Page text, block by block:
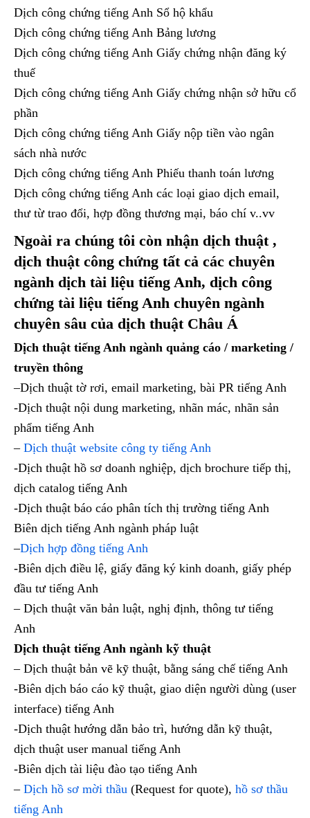
Dịch công chứng tiếng Anh Sổ hộ khẩu
Dịch công chứng tiếng Anh Bảng lương
Dịch công chứng tiếng Anh Giấy chứng nhận đăng ký
thuế
Dịch công chứng tiếng Anh Giấy chứng nhận sở hữu cổ
phần
Dịch công chứng tiếng Anh Giấy nộp tiền vào ngân
sách nhà nước
Dịch công chứng tiếng Anh Phiếu thanh toán lương
Dịch công chứng tiếng Anh các loại giao dịch email,
thư từ trao đổi, hợp đồng thương mại, báo chí v..vv
Ngoài ra chúng tôi còn nhận dịch thuật ,
dịch thuật công chứng tất cả các chuyên
ngành dịch tài liệu tiếng Anh, dịch công
chứng tài liệu tiếng Anh chuyên ngành
chuyên sâu của dịch thuật Châu Á
Dịch thuật tiếng Anh ngành quảng cáo / marketing /
truyền thông
–Dịch thuật tờ rơi, email marketing, bài PR tiếng Anh
-Dịch thuật nội dung marketing, nhãn mác, nhãn sản
phẩm tiếng Anh
– Dịch thuật website công ty tiếng Anh
-Dịch thuật hồ sơ doanh nghiệp, dịch brochure tiếp thị,
dịch catalog tiếng Anh
-Dịch thuật báo cáo phân tích thị trường tiếng Anh
Biên dịch tiếng Anh ngành pháp luật
–Dịch hợp đồng tiếng Anh
-Biên dịch điều lệ, giấy đăng ký kinh doanh, giấy phép
đầu tư tiếng Anh
– Dịch thuật văn bản luật, nghị định, thông tư tiếng
Anh
Dịch thuật tiếng Anh ngành kỹ thuật
– Dịch thuật bản vẽ kỹ thuật, bằng sáng chế tiếng Anh
-Biên dịch báo cáo kỹ thuật, giao diện người dùng (user
interface) tiếng Anh
-Dịch thuật hướng dẫn bảo trì, hướng dẫn kỹ thuật,
dịch thuật user manual tiếng Anh
-Biên dịch tài liệu đào tạo tiếng Anh
– Dịch hồ sơ mời thầu (Request for quote), hồ sơ thầu
tiếng Anh